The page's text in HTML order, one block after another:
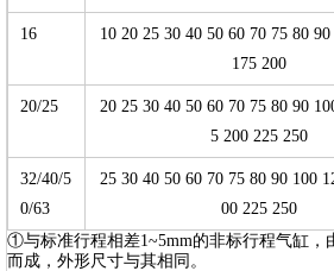
16
10 20 25 30 40 50 60 70 75 80
175 200
20/25
20 25 30 40 50 60 70 75 80 90
5 200 225 250
32/40/5
0/63
25 30 40 50 60 70 75 80 90 100
00 225 250
①与标准行程相差1~5mm的非标行程气缸，
而成，外形尺寸与其相同。